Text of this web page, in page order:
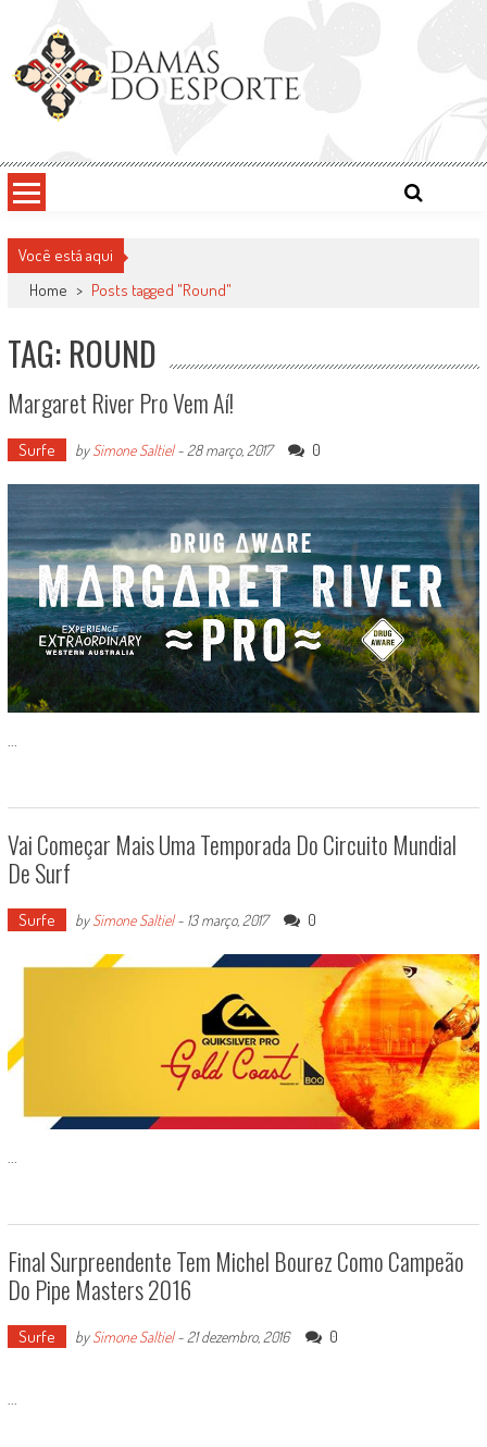
content
Damas do Esporte
Você está aqui
Home > Posts tagged "Round"
TAG: ROUND
Margaret River Pro Vem Aí!
Surfe bySimone Saltiel- 28 março, 2017 0
...
Vai Começar Mais Uma Temporada Do Circuito Mundial
De Surf
Surfe bySimone Saltiel- 13 março, 2017 0
...
Final Surpreendente Tem Michel Bourez Como Campeão
Do Pipe Masters 2016
Surfe bySimone Saltiel- 21 dezembro, 2016 0
...